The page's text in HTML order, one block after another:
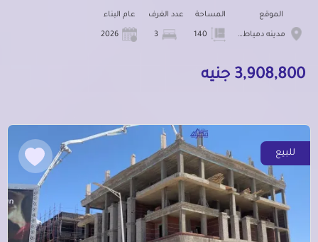
الموقع
مدينه دمياط الجديده
المساحة عدد الغرف عام البناء
3,908,800 جنيه
للبيع